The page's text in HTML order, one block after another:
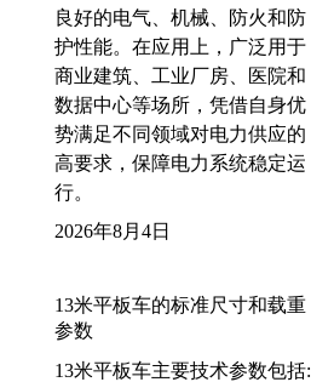
良好的电气、机械、防火和防
护性能。在应用上，广泛用于
商业建筑、工业厂房、医院和
数据中心等场所，凭借自身优
势满足不同领域对电力供应的
高要求，保障电力系统稳定运
行。
2026年8月4日
13米平板车的标准尺寸和载重
参数
13米平板车主要技术参数包括: